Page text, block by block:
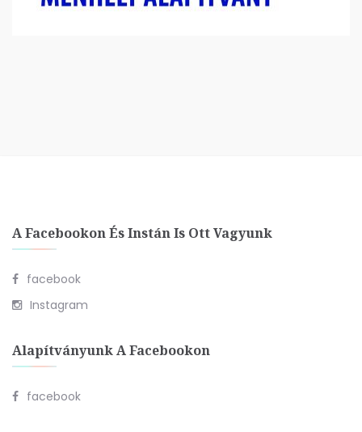
A Facebookon És Instán Is Ott Vagyunk
facebook
Instagram
Alapítványunk A Facebookon
facebook